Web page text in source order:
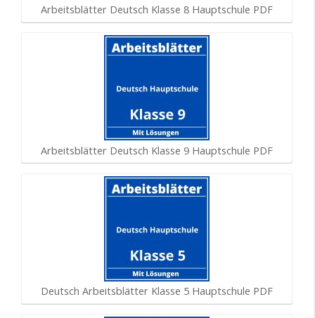
Arbeitsblätter Deutsch Klasse 8 Hauptschule PDF
Arbeitsblätter Deutsch Klasse 9 Hauptschule PDF
Deutsch Arbeitsblätter Klasse 5 Hauptschule PDF